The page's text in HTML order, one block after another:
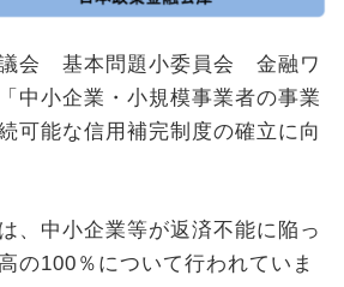
議会 基本問題小委員会 金融ワ
中小企業・小規模事業者の事業
可能な信用補完制度の確立に向
、中小企業等が返済不能に陥っ
の100％について行われていま